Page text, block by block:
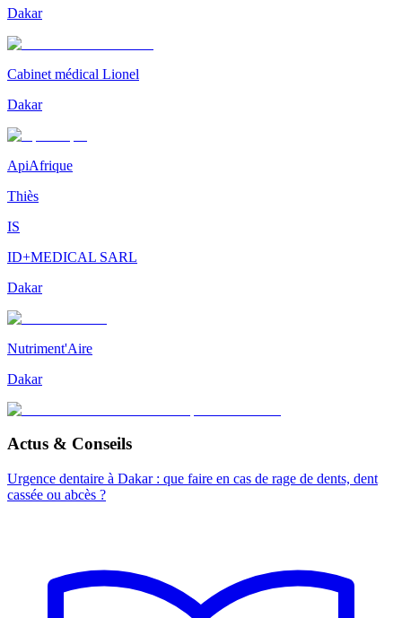
Dakar
Cabinet médical Lionel
Dakar
ApiAfrique
Thiès
IS
ID+MEDICAL SARL
Dakar
Nutriment'Aire
Dakar
Actus & Conseils
Urgence dentaire à Dakar : que faire en cas de rage de dents, dent
cassée ou abcès ?